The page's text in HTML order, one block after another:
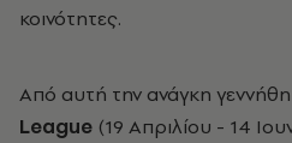
κοινότητες.
Από αυτή την ανάγκη
League (19 Απριλίου - 14